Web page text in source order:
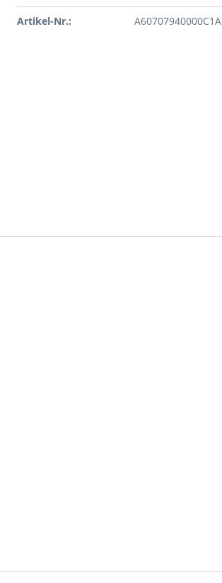
Artikel-Nr.: A60707940000C1A